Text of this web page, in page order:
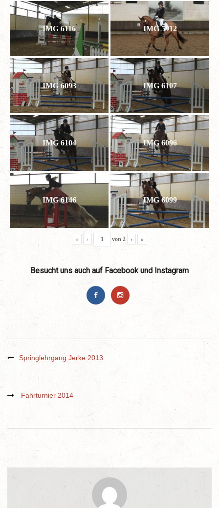
IMG 6116 IMG 5912
IMG 6093 IMG 6107
IMG 6104 IMG 6096
IMG 6146 IMG 6099
« ‹ von 2 › »
Besucht uns auch auf Facebook und Instagram
Springlehrgang Jerke 2013
Fahrturnier 2014